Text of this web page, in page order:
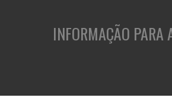
INFORMAÇÃO PARA